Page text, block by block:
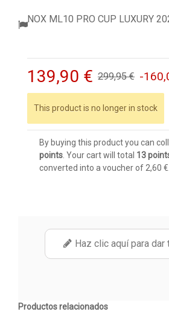
NOX ML10 PRO CUP LUXURY
139,90 € 299,95 € -
This product is no longer in stock
By buying this product you can
points . Your cart will total 13
converted into a voucher of 2,60 €
Haz clic aquí para dar
Productos relacionados